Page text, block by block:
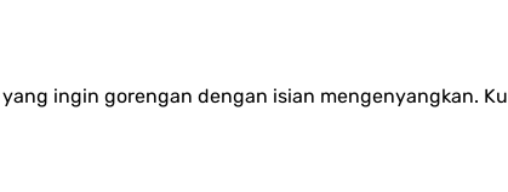
ingin gorengan dengan isian mengenyangkan.